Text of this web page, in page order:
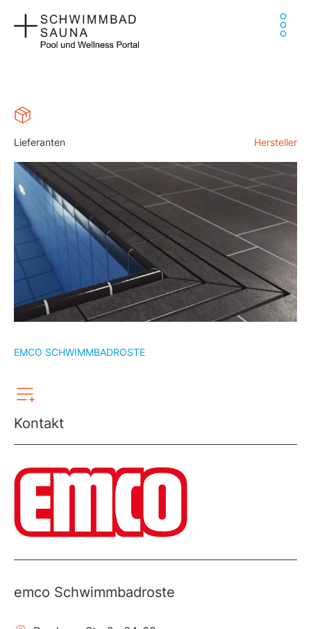
Inhalt
springen
Lieferanten Hersteller
EMCO SCHWIMMBADROSTE
Kontakt
emco Schwimmbadroste